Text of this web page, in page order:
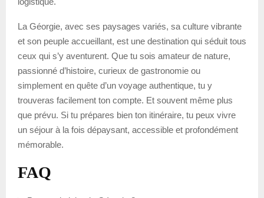
La Géorgie, avec ses paysages variés, sa culture vibrante
et son peuple accueillant, est une destination qui séduit tous
ceux qui s’y aventurent. Que tu sois amateur de nature,
passionné d’histoire, curieux de gastronomie ou
simplement en quête d’un voyage authentique, tu y
trouveras facilement ton compte. Et souvent même plus
que prévu. Si tu prépares bien ton itinéraire, tu peux vivre
un séjour à la fois dépaysant, accessible et profondément
mémorable.
FAQ